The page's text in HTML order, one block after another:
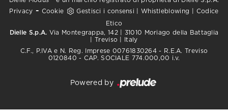
Privacy - Cookie Gestisci i consensi Whistleblowing
Codice
Etico
Dielle S.p.A. Via Montegrappa, 142 | 31010 Moriago della Battaglia
| Treviso | Italy
C.F., P.IVA e N. Reg. Imprese 00761830264 - R.E.A. Treviso
0120840 - CAP. SOCIALE 774.000,00 i.v.
Powered by